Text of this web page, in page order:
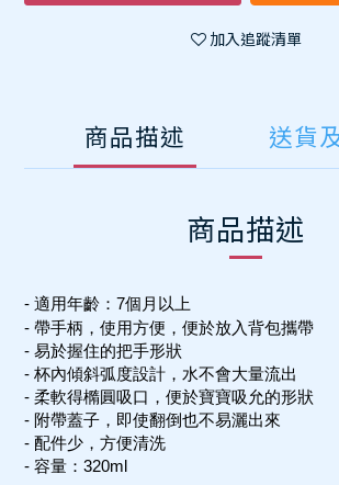
加入追蹤清單
商品描述 送貨
商品描述
- 適用年齡：7個月以上
- 帶手柄，使用方便，便於放入背包攜帶
- 易於握住的把手形狀
- 杯內傾斜弧度設計，水不會大量流出
- 柔軟得橢圓吸口，便於寶寶吸允的形狀
- 附帶蓋子，即使翻倒也不易灑出來
- 配件少，方便清洗
- 容量：320ml